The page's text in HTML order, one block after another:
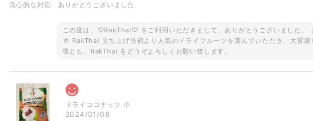
良心的な対応 ありがとうございました
この度は、♡RakThai♡ をご利用いただきまして、ありがとうございました。
☆ RakThai 立ち上げ当初より人気のドライフルーツを選んでいただき、大変
後とも、RakThai をどうぞよろしくお願い致します。
ドライココナッツ 小
2024/01/08